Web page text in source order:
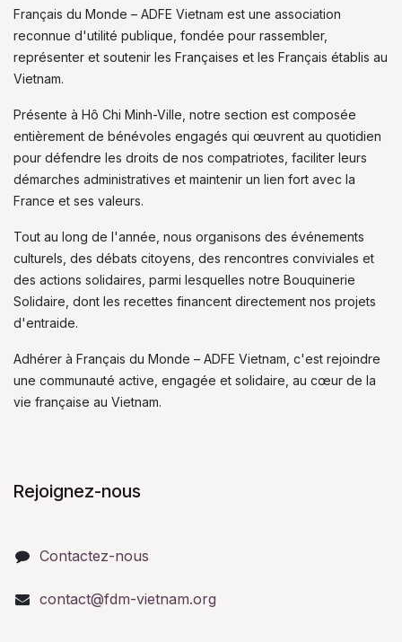
Français du Monde – ADFE Vietnam est une association
reconnue d'utilité publique, fondée pour rassembler,
représenter et soutenir les Françaises et les Français établis au
Vietnam.
Présente à Hô Chi Minh-Ville, notre section est composée
entièrement de bénévoles engagés qui œuvrent au quotidien
pour défendre les droits de nos compatriotes, faciliter leurs
démarches administratives et maintenir un lien fort avec la
France et ses valeurs.
Tout au long de l'année, nous organisons des événements
culturels, des débats citoyens, des rencontres conviviales et
des actions solidaires, parmi lesquelles notre Bouquinerie
Solidaire, dont les recettes financent directement nos projets
d'entraide.
Adhérer à Français du Monde – ADFE Vietnam, c'est rejoindre
une communauté active, engagée et solidaire, au cœur de la
vie française au Vietnam.
Rejoignez-nous
Contactez-nous
contact@fdm-vietnam.org